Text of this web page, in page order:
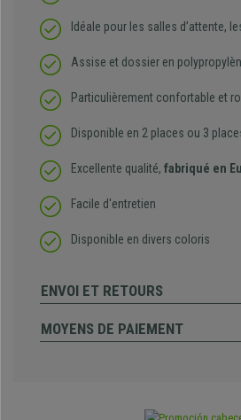
Idéale pour les salles d’attente,
Assise et dossier en
Particulièrement confortable et
Disponible en 2 places ou 3
Excellente qualité, fabriqué en
Facile d'entretien
Disponible en divers coloris
ENVOI ET RETOURS
MOYENS DE PAIEMENT